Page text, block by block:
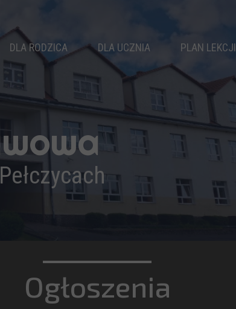
Ogłoszenia
DLA RODZICA
RADA RODZICÓW
KALENDARZ ROKU
DZWONKI
ŚWIETLICA
KOMUNIKATY
REKRUTACJA
DLA UCZNIA
SAMORZĄD
KOŁA ZAINTERESOWAŃ
ZAJĘCIA SPORTOWE
ZAJĘCIA WYRÓWNAWCZE
PLAN LEKCJI